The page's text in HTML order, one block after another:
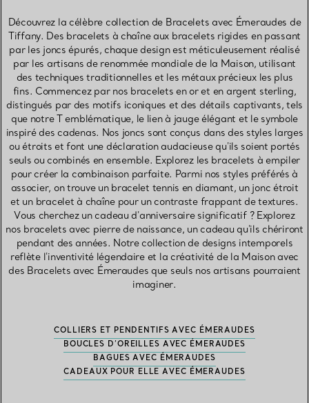
Découvrez la célèbre collection de Bracelets avec Émeraudes de
Tiffany. Des bracelets à chaîne aux bracelets rigides en passant
par les joncs épurés, chaque design est méticuleusement réalisé
par les artisans de renommée mondiale de la Maison, utilisant
des techniques traditionnelles et les métaux précieux les plus
fins. Commencez par nos bracelets en or et en argent sterling,
distingués par des motifs iconiques et des détails captivants, tels
que notre T emblématique, le lien à jauge élégant et le symbole
inspiré des cadenas. Nos joncs sont conçus dans des styles larges
ou étroits et font une déclaration audacieuse qu'ils soient portés
seuls ou combinés en ensemble. Explorez les bracelets à empiler
pour créer la combinaison parfaite. Parmi nos styles préférés à
associer, on trouve un bracelet tennis en diamant, un jonc étroit
et un bracelet à chaîne pour un contraste frappant de textures.
Vous cherchez un cadeau d'anniversaire significatif ? Explorez
nos bracelets avec pierre de naissance, un cadeau qu'ils chériront
pendant des années. Notre collection de designs intemporels
reflète l'inventivité légendaire et la créativité de la Maison avec
des Bracelets avec Émeraudes que seuls nos artisans pourraient
imaginer.
COLLIERS ET PENDENTIFS AVEC ÉMERAUDES
BOUCLES D’OREILLES AVEC ÉMERAUDES
BAGUES AVEC ÉMERAUDES
CADEAUX POUR ELLE AVEC ÉMERAUDES